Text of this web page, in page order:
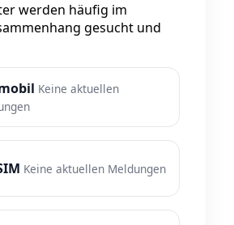
werden häufig im
gesucht und
Keine aktuellen
Keine aktuellen Meldungen